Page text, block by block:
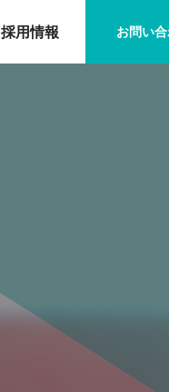
採用情報 お問い